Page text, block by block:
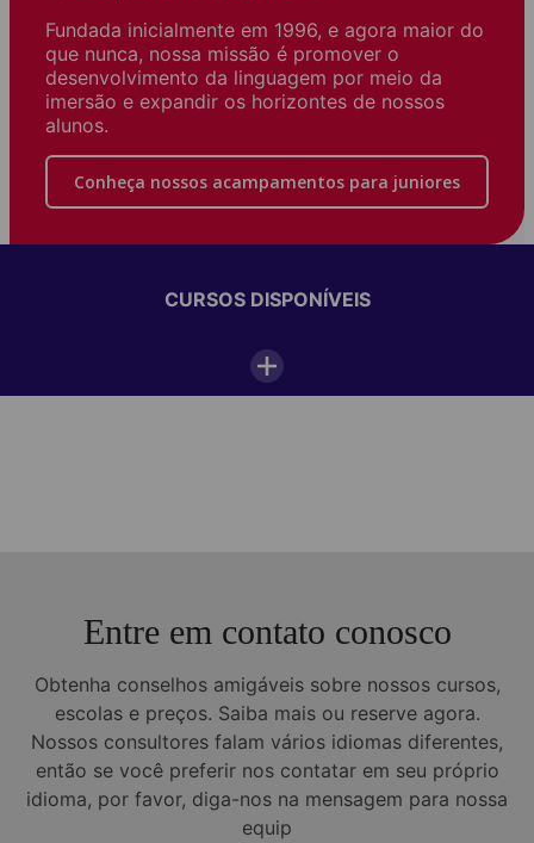
Fundada inicialmente em 1996, e agora maior do
que nunca, nossa missão é promover o
desenvolvimento da linguagem por meio da
imersão e expandir os horizontes de nossos
alunos.
Conheça nossos acampamentos para juniores
CURSOS DISPONÍVEIS
Entre em contato conosco
Obtenha conselhos amigáveis sobre nossos cursos,
escolas e preços. Saiba mais ou reserve agora.
Nossos consultores falam vários idiomas diferentes,
então se você preferir nos contatar em seu próprio
idioma, por favor, diga-nos na mensagem para nossa
equip